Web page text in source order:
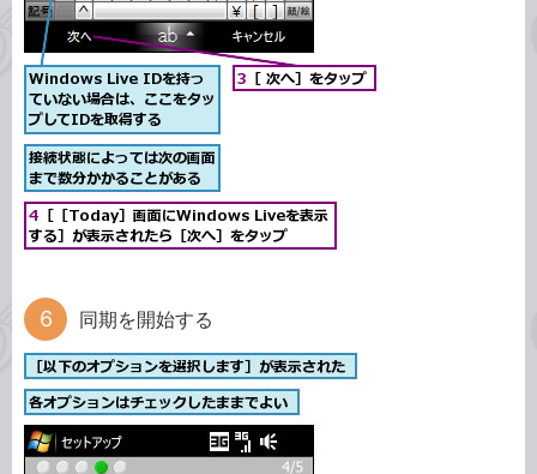
同期を開始する